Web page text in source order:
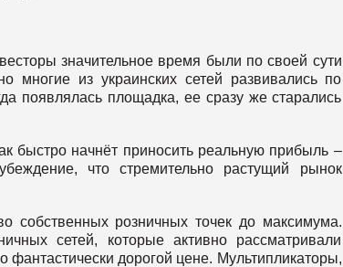
значительное время были по своей сути
многие из украинских сетей развивались по
появлялась площадка, ее сразу же старались
быстро начнёт приносить реальную прибыль –
что стремительно растущий рынок
собственных розничных точек до максимума.
сетей, которые активно рассматривали
дорогой цене. Мультипликаторы,